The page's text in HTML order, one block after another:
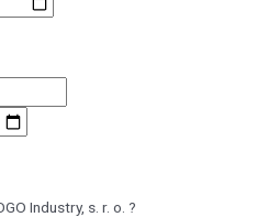
Industry, s. r. o. ?